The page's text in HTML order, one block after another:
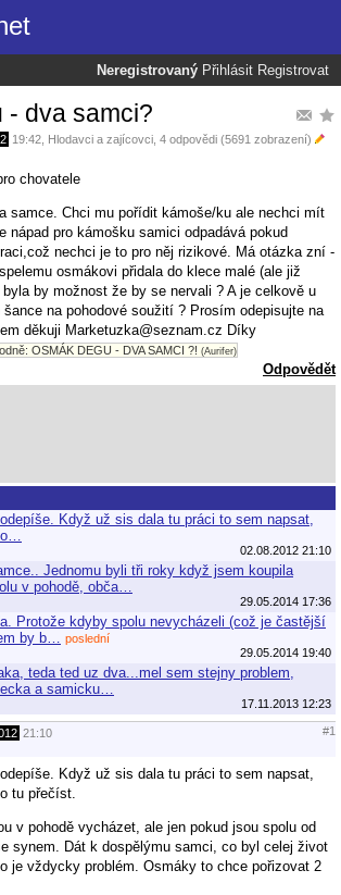
Neregistrovaný Přihlásit Registrovat
- dva samci?
19:42 Hlodavci a zajícovci , 4 odpovědi (5691 zobrazení)
chovatele
samce. Chci mu pořídit kámoše/ku ale nechci mít
nápad pro kámošku samici odpadává pokud
nechci je to pro něj rizikové. Má otázka zní -
osmákovi přidala do klece malé (ale již
by možnost že by se nervali ? A je celkově u
na pohodové soužití ? Prosím odepisujte na
děkuji Marketuzka@seznam.cz Díky
OSMÁK DEGU - DVA SAMCI ?! (Aurifer)
Odpovědět
Když už sis dala tu práci to sem napsat,
02.08.2012 21:10
Jednomu byli tři roky když jsem koupila
v pohodě, obča…
29.05.2014 17:36
Protože kdyby spolu nevycházeli (což je častější
by b…
poslední
29.05.2014 19:40
teda ted uz dva...mel sem stejny problem,
a samicku…
17.11.2013 12:23
21:10 #1
Když už sis dala tu práci to sem napsat,
tu přečíst.
v pohodě vycházet, ale jen pokud jsou spolu od
synem. Dát k dospělýmu samci, co byl celej život
je vždycky problém. Osmáky to chce pořizovat 2